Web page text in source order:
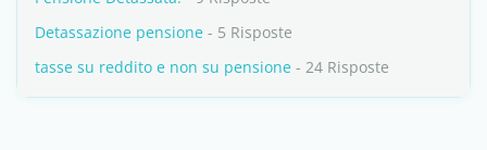
Detassazione pensione - 5 Risposte
tasse su reddito e non su pensione - 24 Risposte